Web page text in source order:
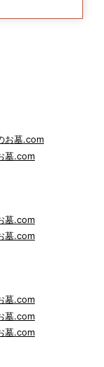
お墓.com
墓.com
墓.com
墓.com
墓.com
墓.com
墓.com